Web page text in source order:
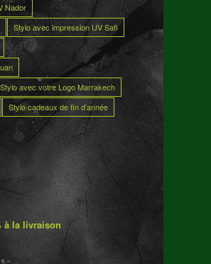
Nador
Stylo avec impression UV Safi
Stylo avec votre Logo Marrakech
Stylo cadeaux de fin d’année
à la livraison